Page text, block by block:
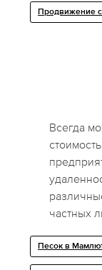
Продвижение
Всегда
частных
Песок в